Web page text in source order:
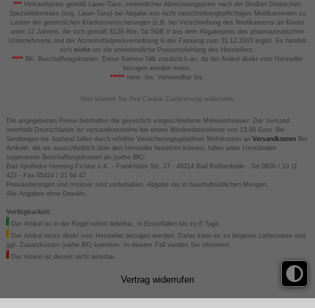
*** Verkaufspreis gemäß Lauer-Taxe; verbindlicher Abrechnungspreis nach der Großen Deutschen
Spezialitätentaxe (sog. Lauer-Taxe) bei Abgabe von nicht verschreibungspflichtigen Medikamenten zu
Lasten der gesetzlichen Krankenversicherungen (z.B. bei Verschreibung des Medikaments an Kinder
unter 12 Jahren), die sich gemäß §129 Abs. 5a SGB V aus dem Abgabepreis des pharmazeutischen
Unternehmens und der Arzneimittelpreisverordnung in der Fassung zum 31.12.2003 ergibt. Es handelt
sich nicht um die unverbindliche Preisempfehlung des Herstellers.
****BK: Beschaffungskosten. Diese Summe fällt zusätzlich an, da der Artikel direkt vom Hersteller
bezogen werden muss.
*****verw. bis: Verwendbar bis.
Hier können Sie Ihre Cookie-Zustimmung widerrufen
Die angegebenen Preise beinhalten die gesetzlich vorgeschriebene Mehrwertsteuer. Der Versand
innerhalb Deutschlands ist versandkostenfrei bei einem Mindestbestellwert von 13,99 Euro. Bei
Sendungen ins Ausland fallen durch erhöhte Versicherungsgebühren Mehrkosten an VersandkostenBei
Artikeln, die wir ausschließlich über den Hersteller beziehen können, fallen unter Umständen
sogenannte Beschaffungskosten an (siehe BK).
Bad Apotheke Henning Fichter e.K. - Frankfurter Str. 27 - 49214 Bad Rothenfelde - Tel 0800 / 10 11
422 - Fax 05424 / 21 64 47
Preisänderungen und Irrtümer sind vorbehalten. Abgabe nur in haushaltsüblichen Mengen.
Alle Angaben ohne Gewähr.
Verfügbarkeit:
Der Artikel ist in der Regel sofort lieferbar, in Einzelfällen bis zu 6 Tage.
Der Artikel muss direkt vom Hersteller bezogen werden. Daher kann es zu längeren Lieferzeiten und
ggf. Zusatzkosten (siehe BK) kommen. In diesem Fall werden Sie informiert.
Der Artikel ist derzeit nicht lieferbar.
Vertrag widerrufen